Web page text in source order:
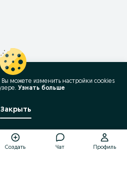
Создать Чат Профиль
Вы можете изменить настройки cookies
Узнать больше
Закрыть